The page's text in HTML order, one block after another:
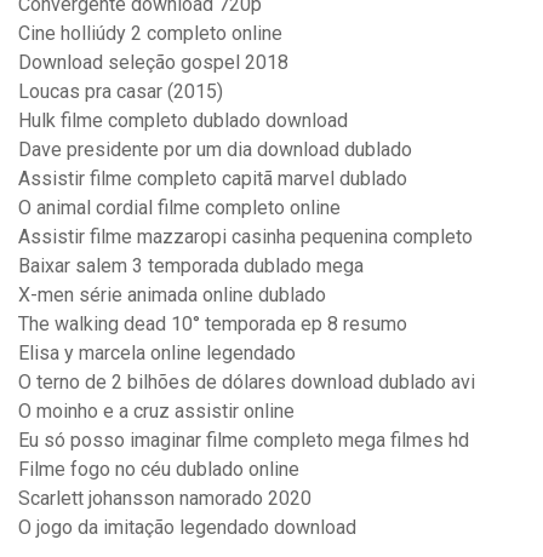
Convergente download 720p
Cine holliúdy 2 completo online
Download seleção gospel 2018
Loucas pra casar (2015)
Hulk filme completo dublado download
Dave presidente por um dia download dublado
Assistir filme completo capitã marvel dublado
O animal cordial filme completo online
Assistir filme mazzaropi casinha pequenina completo
Baixar salem 3 temporada dublado mega
X-men série animada online dublado
The walking dead 10° temporada ep 8 resumo
Elisa y marcela online legendado
O terno de 2 bilhões de dólares download dublado avi
O moinho e a cruz assistir online
Eu só posso imaginar filme completo mega filmes hd
Filme fogo no céu dublado online
Scarlett johansson namorado 2020
O jogo da imitação legendado download